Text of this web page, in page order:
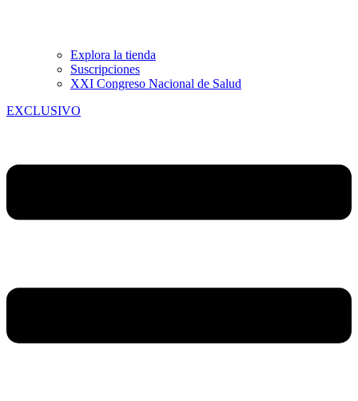
Explora la tienda
Suscripciones
XXI Congreso Nacional de Salud
EXCLUSIVO